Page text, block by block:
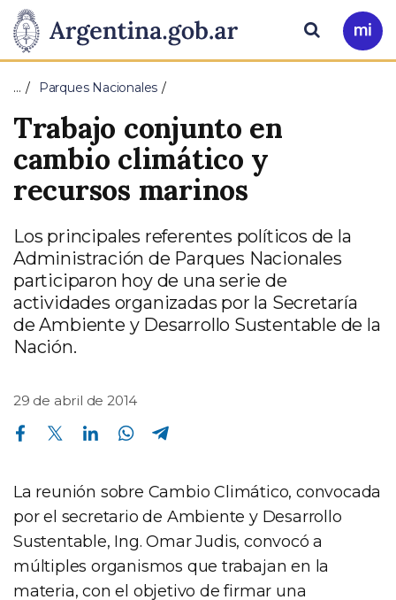
Presidencia
de
la
Nación
Pasar al contenido principal
Ir
a
Buscar
… Parques Nacionales
Trabajo conjunto en
cambio climático y
recursos marinos
Los principales referentes políticos de la
Administración de Parques Nacionales
participaron hoy de una serie de
actividades organizadas por la Secretaría
de Ambiente y Desarrollo Sustentable de la
Nación.
29 de abril de 2014
Compartir en Facebook Compartir en Twitter Compartir en Linkedin Compartir en Whatsapp
La reunión sobre Cambio Climático, convocada
por el secretario de Ambiente y Desarrollo
Sustentable, Ing. Omar Judis, convocó a
múltiples organismos que trabajan en la
materia, con el objetivo de firmar una